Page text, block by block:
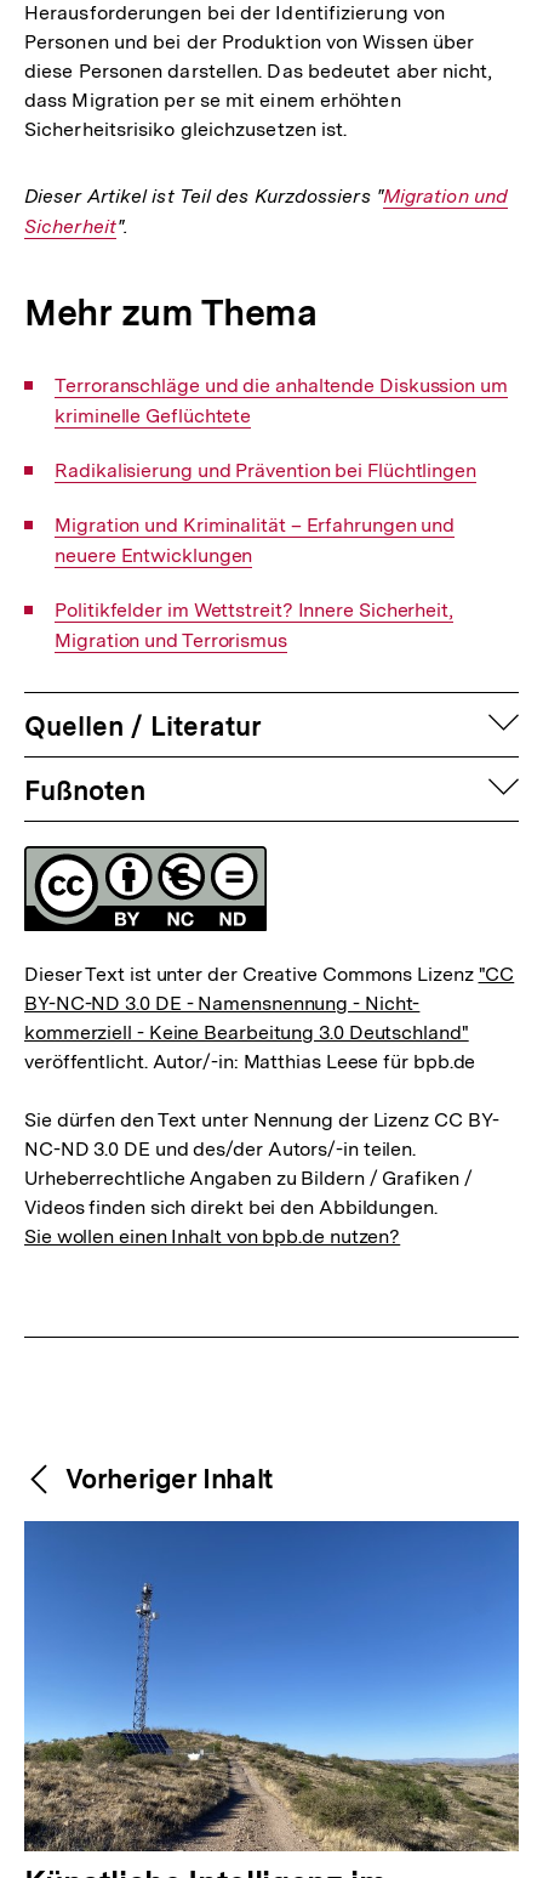
Herausforderungen bei der Identifizierung von
Personen und bei der Produktion von Wissen über
diese Personen darstellen. Das bedeutet aber nicht,
dass Migration per se mit einem erhöhten
Sicherheitsrisiko gleichzusetzen ist.
Dieser Artikel ist Teil des Kurzdossiers "Interner
Migration und
Sicherheit".
Mehr zum Thema
Interner
Link:
Terroranschläge und die anhaltende Diskussion um
kriminelle Geflüchtete
Interner
Radikalisierung und Prävention bei Flüchtlingen
Interner
Link:
Migration und Kriminalität – Erfahrungen und
neuere Entwicklungen
Interner
Link:
Politikfelder im Wettstreit? Innere Sicherheit,
Migration und Terrorismus
Quellen / Literatur
Fussnoten
Fußnoten
Lizenz
Dieser Text ist unter der Creative Commons Lizenz "CC
BY-NC-ND 3.0 DE - Namensnennung - Nicht-
kommerziell - Keine Bearbeitung 3.0 Deutschland"
veröffentlicht. Autor/-in: Matthias Leese für bpb.de
Sie dürfen den Text unter Nennung der Lizenz CC BY-
NC-ND 3.0 DE und des/der Autors/-in teilen.
Urheberrechtliche Angaben zu Bildern / Grafiken /
Videos finden sich direkt bei den Abbildungen.
Sie wollen einen Inhalt von bpb.de nutzen?
Weitere
Inhalte
Content-
Navigation
Vorheriger Inhalt